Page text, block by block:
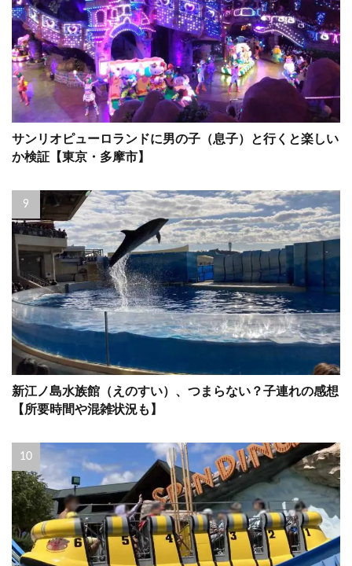
サンリオピューロランドに男の子（息子）と行くと楽しい
か検証【東京・多摩市】
新江ノ島水族館（えのすい）、つまらない？子連れの感想
【所要時間や混雑状況も】